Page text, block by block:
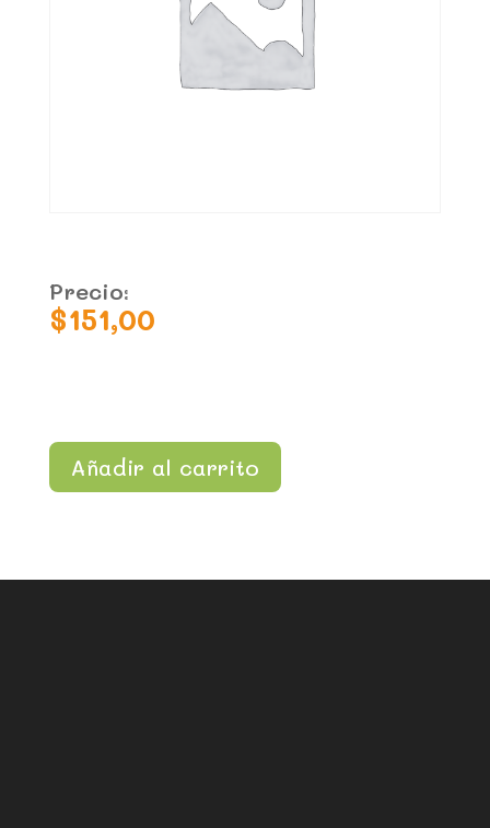
Precio:
$151,00
Añadir al carrito